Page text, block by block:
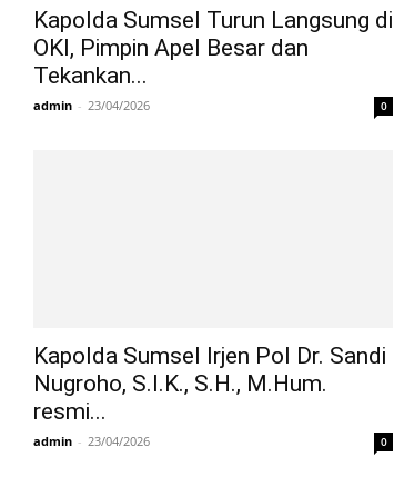
Kapolda Sumsel Turun Langsung di
OKI, Pimpin Apel Besar dan
Tekankan...
admin - 23/04/2026 0
Kapolda Sumsel Irjen Pol Dr. Sandi
Nugroho, S.I.K., S.H., M.Hum.
resmi...
admin - 23/04/2026 0